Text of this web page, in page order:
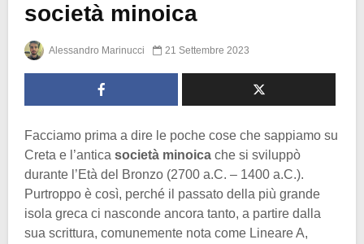
società minoica
Alessandro Marinucci 21 Settembre 2023
Facciamo prima a dire le poche cose che sappiamo su
Creta e l’antica società minoica che si sviluppò
durante l’Età del Bronzo (2700 a.C. – 1400 a.C.).
Purtroppo è così, perché il passato della più grande
isola greca ci nasconde ancora tanto, a partire dalla
sua scrittura, comunemente nota come Lineare A,